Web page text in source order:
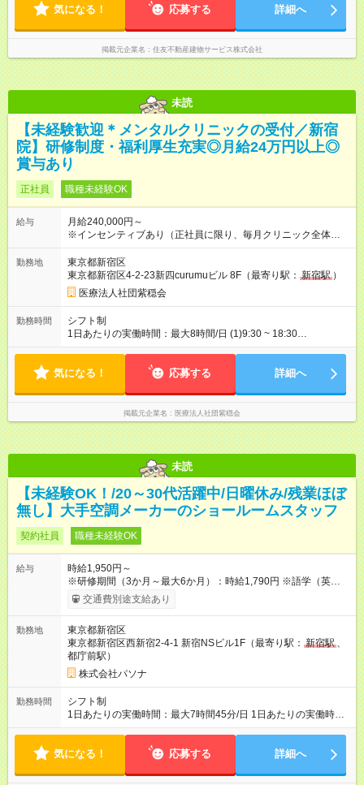
シフトにご対応いただきます。 ※2月は160時間 平均労働時間：
00～21：00 (3)7：50～16：50 (4)12：00～21：00 (5)8：00～
21：00 など ※勤務時間は物件や状況により異なります。 ※記
載の時間帯はあくまでも参考例で、複数のシフトにご対応いた
気になる！ 応募する 詳細へ
掲載元企業名 住友不動産建物サービス株式会社
未読
【未経験歓迎＊メンタルクリニックの受付／新宿
院】研修制度・福利厚生充実◎月給24万円以上◎
賞与あり
正社員 職種未経験OK
給与
月給240,000円～
※インセンティブあり（正社員に限り、毎月クリニック全体の目
標達成率に応じて支給 ） ※残業手当は1分単位で全額支給！
【試用期間】試用期間あり 試用期間の長さ：6ヶ月 ※ 雇用形態
と給与に、本採用時と異なる部分があります。 雇用形態：中途
採用（契約社員） 給与：月給 210,000円以上
勤務地
東京都新宿区
東京都新宿区4-2-23新四curumuビル 8F（最寄り駅： 新宿駅 ）
医療法人社団紫穏会
勤務時間
シフト制
1日あたりの実働時間：最大8時間/日 (1)9:30 ~ 18:30
(2)10:00 ~ 19:00 実働8時間（休憩1時間） ※残業が発生した場
気になる！ 応募する 詳細へ
掲載元企業名 医療法人社団紫穏会
未読
【未経験OK！/20～30代活躍中/日曜休み/残業ほぼ
無し】大手空調メーカーのショールームスタッフ
契約社員 職種未経験OK
給与
時給1,950円～
※研修期間（3か月～最大6か月）：時給1,790円 ※語学（英語・
中国語）対応が可能な場合は、プラス時給あり。 ◆月収例：月
収30万2250円(時給1,950円×実働7.75時間×20日勤務) ◆年収
45 開館準備 10：00 開館 10：00～12：00 接客・PC入力
12：00～13：00 休憩 13：00～15：00 法人向けツアー 15：
00～17：00 接客・製品学習 17：00 翌日準備 17：30 閉館 機
器の立下げ 17：50 夕礼 18：15 退勤 【試用期間】試用期間な
し
交通費別途支給あり
勤務地
東京都新宿区
東京都新宿区西新宿2-4-1 新宿NSビル1F（最寄り駅： 新宿駅 、
都庁前駅）
株式会社パソナ
勤務時間
シフト制
1日あたりの実働時間：最大7時間45分/日 1日あたりの実働時
間：7時間45分 ※シフト時間 09：30～18：15（休憩1時間）
気になる！ 応募する 詳細へ